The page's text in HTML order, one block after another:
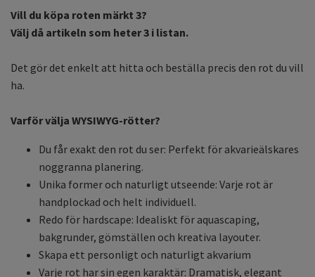
Vill du köpa roten märkt 3?
Välj då artikeln som heter 3 i listan.
Det gör det enkelt att hitta och beställa precis den rot du vill
ha.
Varför välja WYSIWYG-rötter?
Du får exakt den rot du ser: Perfekt för akvarieälskares
noggranna planering.
Unika former och naturligt utseende: Varje rot är
handplockad och helt individuell.
Redo för hardscape: Idealiskt för aquascaping,
bakgrunder, gömställen och kreativa layouter.
Skapa ett personligt och naturligt akvarium
Varje rot har sin egen karaktär: Dramatisk, elegant